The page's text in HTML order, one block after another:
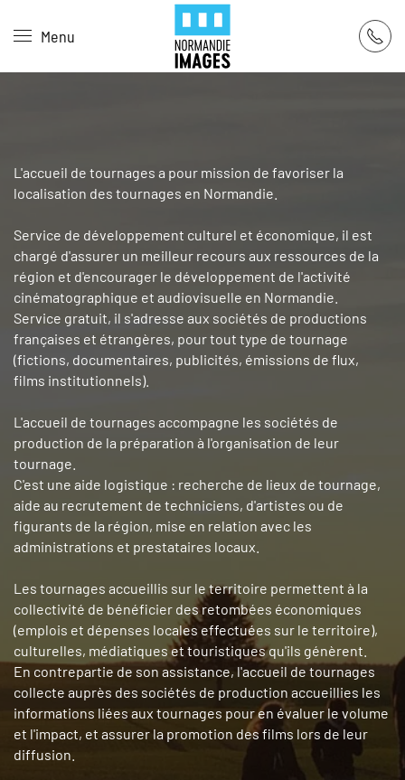
Skip to main content
Menu
L'accueil de tournages a pour mission de favoriser la
localisation des tournages en Normandie.
Service de développement culturel et économique, il est
chargé d'assurer un meilleur recours aux ressources de la
région et d'encourager le développement de l'activité
cinématographique et audiovisuelle en Normandie.
Service gratuit, il s'adresse aux sociétés de productions
françaises et étrangères, pour tout type de tournage
(fictions, documentaires, publicités, émissions de flux,
films institutionnels).
L'accueil de tournages accompagne les sociétés de
production de la préparation à l'organisation de leur
tournage.
C'est une aide logistique : recherche de lieux de tournage,
aide au recrutement de techniciens, d'artistes ou de
figurants de la région, mise en relation avec les
administrations et prestataires locaux.
Les tournages accueillis sur le territoire permettent à la
collectivité de bénéficier des retombées économiques
(emplois et dépenses locales effectuées sur le territoire),
culturelles, médiatiques et touristiques qu'ils génèrent.
En contrepartie de son assistance, l'accueil de tournages
collecte auprès des sociétés de production accueillies les
informations liées aux tournages pour en évaluer le volume
et l'impact, et assurer la promotion des films lors de leur
diffusion.
Panneau de gestion des cookies